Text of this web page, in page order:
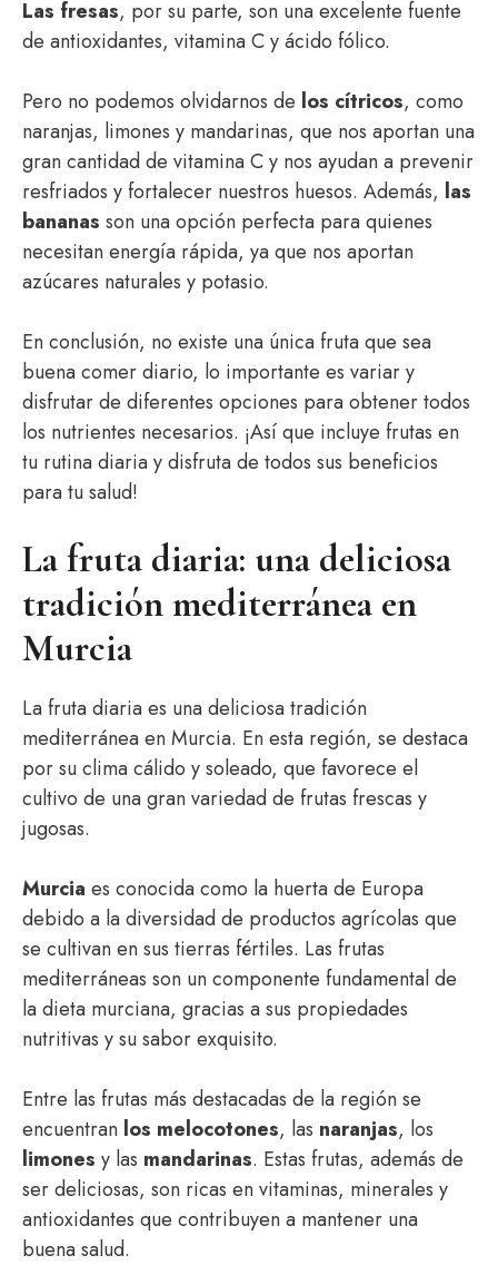
Las fresas, por su parte, son una excelente fuente
de antioxidantes, vitamina C y ácido fólico.
Pero no podemos olvidarnos de los cítricos, como
naranjas, limones y mandarinas, que nos aportan una
gran cantidad de vitamina C y nos ayudan a prevenir
resfriados y fortalecer nuestros huesos. Además, las
bananas son una opción perfecta para quienes
necesitan energía rápida, ya que nos aportan
azúcares naturales y potasio.
En conclusión, no existe una única fruta que sea
buena comer diario, lo importante es variar y
disfrutar de diferentes opciones para obtener todos
los nutrientes necesarios. ¡Así que incluye frutas en
tu rutina diaria y disfruta de todos sus beneficios
para tu salud!
La fruta diaria: una deliciosa
tradición mediterránea en
Murcia
La fruta diaria es una deliciosa tradición
mediterránea en Murcia. En esta región, se destaca
por su clima cálido y soleado, que favorece el
cultivo de una gran variedad de frutas frescas y
jugosas.
Murcia es conocida como la huerta de Europa
debido a la diversidad de productos agrícolas que
se cultivan en sus tierras fértiles. Las frutas
mediterráneas son un componente fundamental de
la dieta murciana, gracias a sus propiedades
nutritivas y su sabor exquisito.
Entre las frutas más destacadas de la región se
encuentran los melocotones, las naranjas, los
limones y las mandarinas. Estas frutas, además de
ser deliciosas, son ricas en vitaminas, minerales y
antioxidantes que contribuyen a mantener una
buena salud.